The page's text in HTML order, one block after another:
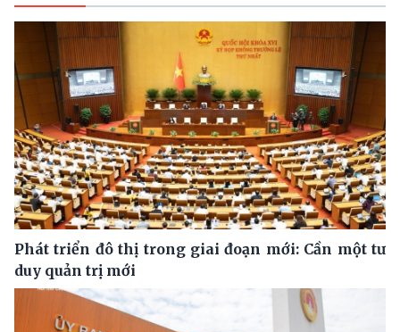
Phát triển đô thị trong giai đoạn mới: Cần một tư
duy quản trị mới